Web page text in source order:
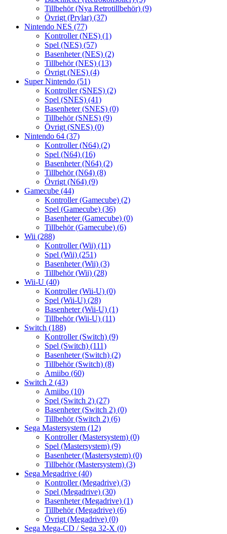
Tillbehör (Nya Retrotillbehör) (9)
Övrigt (Prylar) (37)
Nintendo NES (77)
Kontroller (NES) (1)
Spel (NES) (57)
Basenheter (NES) (2)
Tillbehör (NES) (13)
Övrigt (NES) (4)
Super Nintendo (51)
Kontroller (SNES) (2)
Spel (SNES) (41)
Basenheter (SNES) (0)
Tillbehör (SNES) (9)
Övrigt (SNES) (0)
Nintendo 64 (37)
Kontroller (N64) (2)
Spel (N64) (16)
Basenheter (N64) (2)
Tillbehör (N64) (8)
Övrigt (N64) (9)
Gamecube (44)
Kontroller (Gamecube) (2)
Spel (Gamecube) (36)
Basenheter (Gamecube) (0)
Tillbehör (Gamecube) (6)
Wii (288)
Kontroller (Wii) (11)
Spel (Wii) (251)
Basenheter (Wii) (3)
Tillbehör (Wii) (28)
Wii-U (40)
Kontroller (Wii-U) (0)
Spel (Wii-U) (28)
Basenheter (Wii-U) (1)
Tillbehör (Wii-U) (11)
Switch (188)
Kontroller (Switch) (9)
Spel (Switch) (111)
Basenheter (Switch) (2)
Tillbehör (Switch) (8)
Amiibo (60)
Switch 2 (43)
Amiibo (10)
Spel (Switch 2) (27)
Basenheter (Switch 2) (0)
Tillbehör (Switch 2) (6)
Sega Mastersystem (12)
Kontroller (Mastersystem) (0)
Spel (Mastersystem) (9)
Basenheter (Mastersystem) (0)
Tillbehör (Mastersystem) (3)
Sega Megadrive (40)
Kontroller (Megadrive) (3)
Spel (Megadrive) (30)
Basenheter (Megadrive) (1)
Tillbehör (Megadrive) (6)
Övrigt (Megadrive) (0)
Sega Mega-CD / Sega 32-X (0)